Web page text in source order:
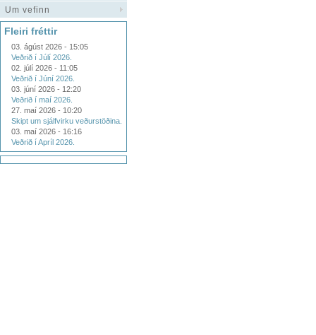
Um vefinn
Fleiri fréttir
03. ágúst 2026 - 15:05
Veðrið í Júlí 2026.
02. júlí 2026 - 11:05
Veðrið í Júní 2026.
03. júní 2026 - 12:20
Veðrið í maí 2026.
27. maí 2026 - 10:20
Skipt um sjálfvirku veðurstöðina.
03. maí 2026 - 16:16
Veðrið í Apríl 2026.